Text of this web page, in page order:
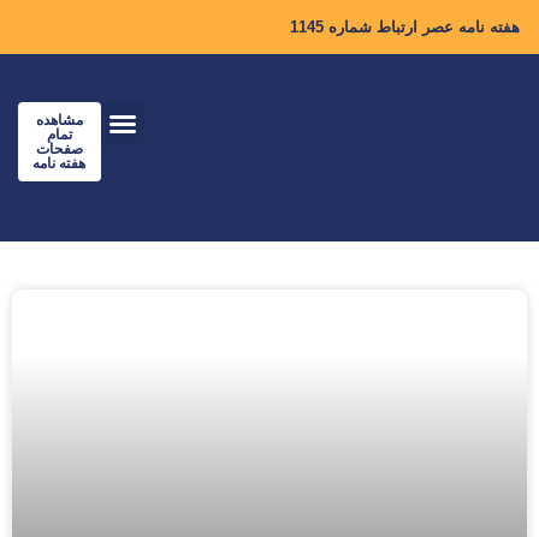
هفته نامه عصر ارتباط شماره 1145
مشاهده
تمام
صفحات
هفته نامه